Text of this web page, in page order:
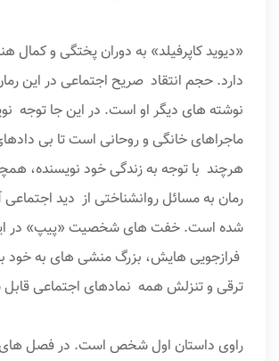
«دیوید کاپرفیلد» به دوران پختگی و کمال
دارد. حجم انتقاد صریح اجتماعی در این
نوشته های دیگر او است. در این جا توجه
ماجراهای خانگی و روحانی است تا بی
هرچند با توجه به زندگی خود نویسنده،
رمان به مسائل روانشناختی از دید اجتماعی
شده است. خفت های شخصیت «پیپ» در
فرازجویی هایش، بزرگ منشی های به خود
ترقی و تنزلش همه نمادهای اجتماعی
راوی داستان اول شخص است. در فصل